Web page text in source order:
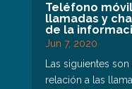
Teléfono
llamadas y
de la
Jun 7, 2020
Las siguientes
relación a las